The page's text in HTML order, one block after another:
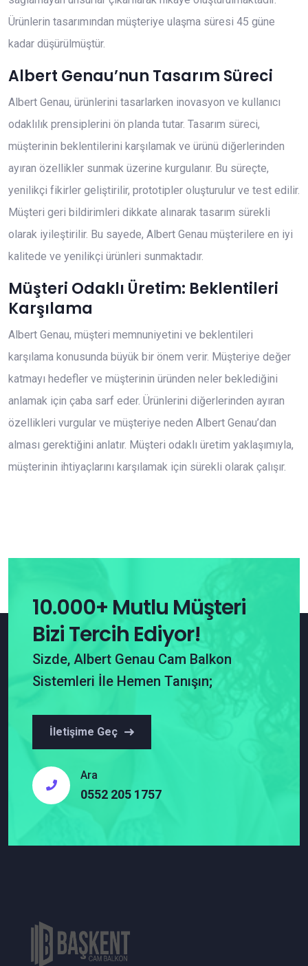
Ürünlerin tasarımından müşteriye ulaşma süresi 45 güne
kadar düşürülmüştür.
Albert Genau’nun Tasarım Süreci
Albert Genau, ürünlerini tasarlarken inovasyon ve kullanıcı
odaklılık prensiplerini ön planda tutar. Tasarım süreci,
müşterinin beklentilerini karşılamak ve ürünü diğerlerinden
ayıran özellikler sunmak üzerine kurgulanır. Bu süreçte,
yenilikçi fikirler geliştirilir, prototipler oluşturulur ve test edilir.
Müşteri geri bildirimleri dikkate alınarak tasarım sürekli
olarak iyileştirilir. Bu sayede, Albert Genau müşterilere en iyi
kalitede ve yenilikçi ürünleri sunmaktadır.
Müşteri Odaklı Üretim: Beklentileri
Karşılama
Albert Genau, müşteri memnuniyetini ve beklentileri
karşılama konusunda büyük bir önem verir. Müşteriye değer
katmayı hedefler ve müşterinin üründen neler beklediğini
anlamak için çaba sarf eder. Ürünlerini diğerlerinden ayıran
özellikleri vurgular ve müşteriye neden Albert Genau’dan
alması gerektiğini anlatır. Müşteri odaklı üretim yaklaşımıyla,
müşterinin ihtiyaçlarını karşılamak için sürekli olarak çalışır.
10.000+ Mutlu Müşteri
Bizi Tercih Ediyor!
Sizde, Albert Genau Cam Balkon
Sistemleri İle Hemen Tanışın;
İletişime Geç
Ara
0552 205 1757